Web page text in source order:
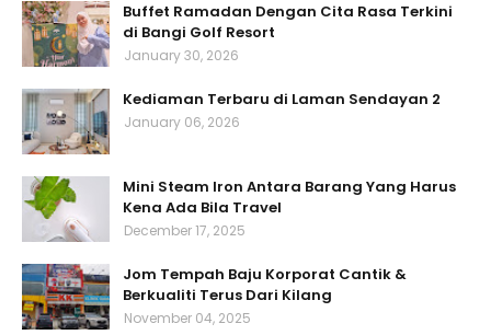
Buffet Ramadan Dengan Cita Rasa Terkini
di Bangi Golf Resort
January 30, 2026
Kediaman Terbaru di Laman Sendayan 2
January 06, 2026
Mini Steam Iron Antara Barang Yang Harus
Kena Ada Bila Travel
December 17, 2025
Jom Tempah Baju Korporat Cantik &
Berkualiti Terus Dari Kilang
November 04, 2025